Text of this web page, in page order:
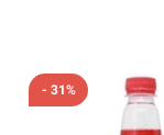
- 31%